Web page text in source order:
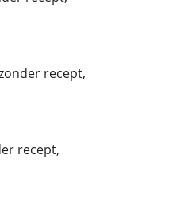
recept,
recept,